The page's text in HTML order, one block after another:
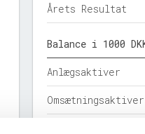
Årets Resultat
Balance i 1000
Anlægsaktiver
Omsætningsaktiver